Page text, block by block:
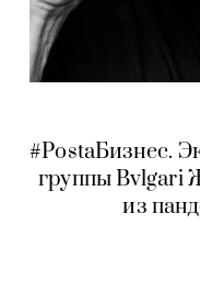
#PostаБизнес.
группы Bvlgari
из